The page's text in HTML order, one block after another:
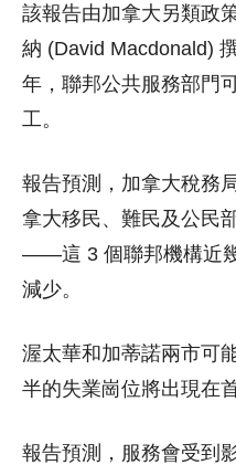
該報告由加拿大另類政
納 (David Macdonald)
年，聯邦公共服務部門
工。
報告預測，加拿大稅務
拿大移民、難民及公民
——這 3 個聯邦機構近
減少。
渥太華和加蒂諾兩市可
半的失業崗位將出現在
報告預測，服務會受到